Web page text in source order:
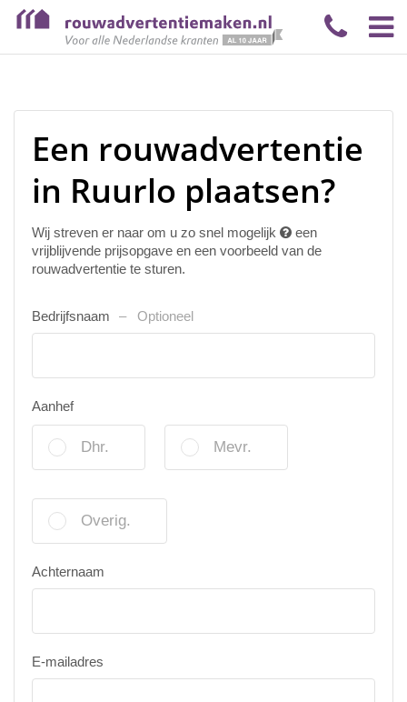
Een rouwadvertentie
in Ruurlo plaatsen?
Wij streven er naar om u zo snel mogelijk
een
vrijblijvende prijsopgave en een voorbeeld van de
rouwadvertentie te sturen.
Bedrijfsnaam Optioneel
Aanhef
Dhr. Mevr.
Overig.
Achternaam
E-mailadres